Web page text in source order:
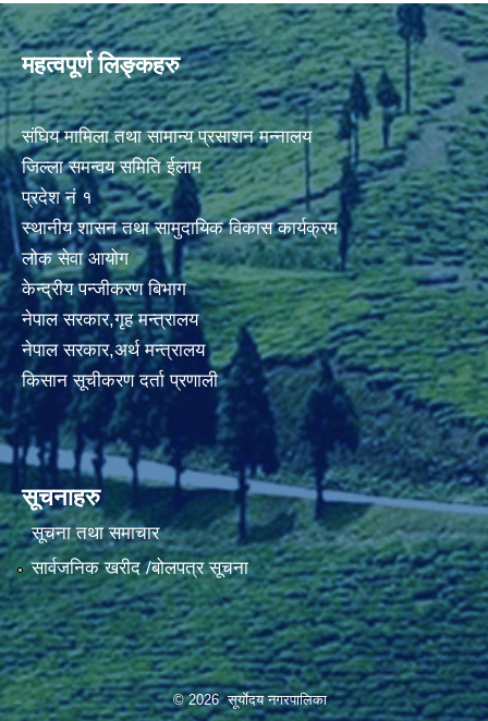
महत्वपूर्ण लिङ्कहरु
संघिय मामिला तथा सामान्य प्रसाशन मन्नालय
जिल्ला समन्वय समिति ईलाम
प्रदेश नं १
स्थानीय शासन तथा सामुदायिक विकास कार्यक्रम
लोक सेवा आयोग
केन्द्रीय पन्जीकरण बिभाग
नेपाल सरकार,गृह मन्त्रालय
नेपाल सरकार,अर्थ मन्त्रालय
किसान सूचीकरण दर्ता प्रणाली
सूचनाहरु
सूचना तथा समाचार
सार्वजनिक खरीद /बोलपत्र सूचना
© 2026 सूर्याेदय नगरपालिका